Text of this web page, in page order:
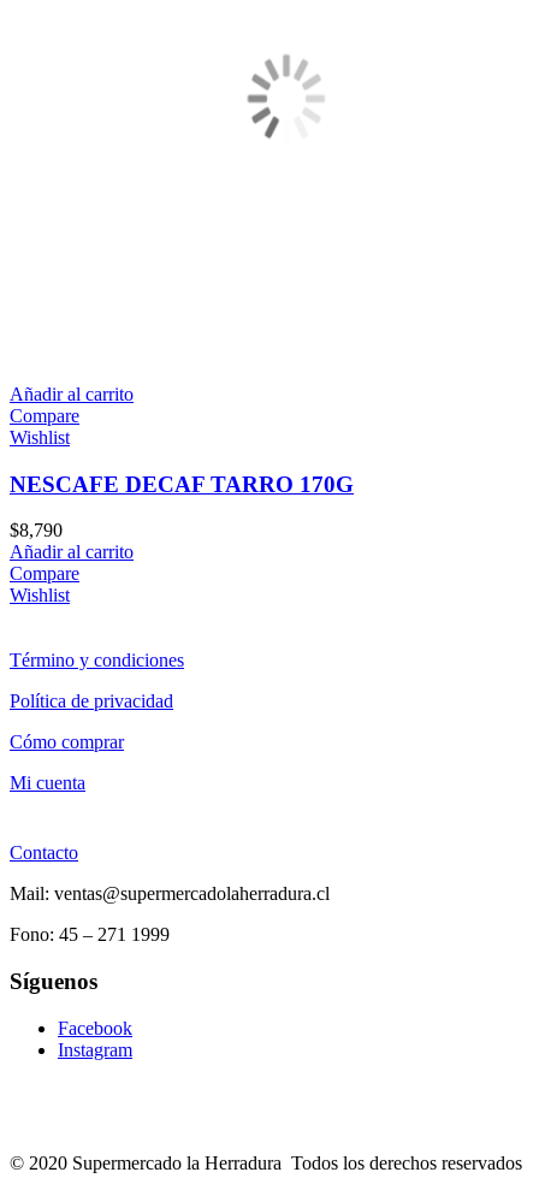
Añadir al carrito
Compare
Wishlist
NESCAFE DECAF TARRO 170G
$8,790
Añadir al carrito
Compare
Wishlist
Término y condiciones
Política de privacidad
Cómo comprar
Mi cuenta
Contacto
Mail: ventas@supermercadolaherradura.cl
Fono: 45 – 271 1999
Síguenos
Facebook
Instagram
© 2020 Supermercado la Herradura Todos los derechos reservados